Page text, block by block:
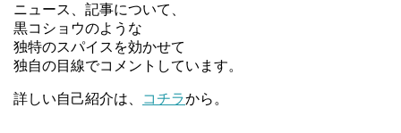
ニュース、記事について、
黒コショウのような
独特のスパイスを効かせて
独自の目線でコメントしています。
詳しい自己紹介は、 コチラから。